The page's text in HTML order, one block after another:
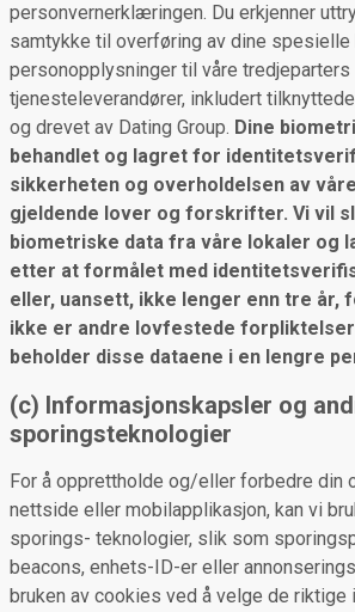
personvernerklæringen. Du erkjenner
samtykke til overføring av dine spesielle
personopplysninger til våre tredjeparters
tjenesteleverandører, inkludert
og drevet av Dating Group. Dine
behandlet og lagret for
sikkerheten og overholdelsen av
gjeldende lover og forskrifter. Vi vil
biometriske data fra våre lokaler og
etter at formålet med
eller, uansett, ikke lenger enn tre år,
ikke er andre lovfestede
beholder disse dataene i en lengre
(c) Informasjonskapsler og
sporingsteknologier
For å opprettholde og/eller forbedre din
nettside eller mobilapplikasjon, kan vi
sporings- teknologier, slik som
beacons, enhets-ID-er eller
bruken av cookies ved å velge de riktige